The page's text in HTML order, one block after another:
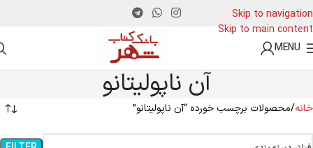
Skip to navigation
Skip to main content
MENU
آن ناپولیتانو
خانه محصولات برچسب خورده “آن ناپولیتانو”